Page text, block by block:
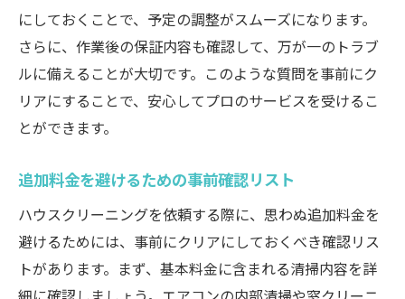
にしておくことで、予定の調整がスムーズになります。
さらに、作業後の保証内容も確認して、万が一のトラブ
ルに備えることが大切です。このような質問を事前にク
リアにすることで、安心してプロのサービスを受けるこ
とができます。
追加料金を避けるための事前確認リスト
ハウスクリーニングを依頼する際に、思わぬ追加料金を
避けるためには、事前にクリアにしておくべき確認リス
トがあります。まず、基本料金に含まれる清掃内容を詳